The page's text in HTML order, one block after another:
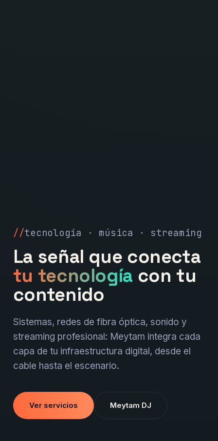
tecnología · música · streaming
La señal que conecta
tu tecnología con tu
contenido
Sistemas, redes de fibra óptica, sonido y
streaming profesional: Meytam integra cada
capa de tu infraestructura digital, desde el
cable hasta el escenario.
Ver servicios Meytam DJ